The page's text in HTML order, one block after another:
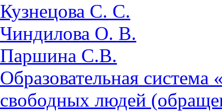
Кузнецова С. С.
Чиндилова О. В.
Паршина С.В.
Образовательная
свободных людей